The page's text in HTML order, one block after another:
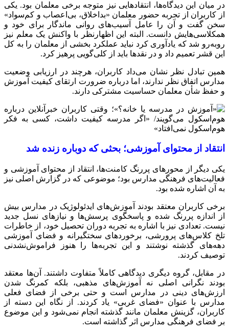
در میان این دیدگاه‌ها، انتقادهایی نیز متوجه برخی معلمان بود. یکی
از کاربران از تجربه حضور معلمان «بداخلاق، بی‌اعصاب و کم‌سواد»
سخن گفت و آن را عامل آسیب‌های روانی ماندگار برای خود و
همکلاسی‌هایش دانست. البته این اظهارنظر با واکنش یک معلم نیز
روبه‌رو شد که یادآوری کرد نباید عملکرد بخشی از معلمان را به کل
این قشر تعمیم داد و در نقدها باید از کلی‌گویی پرهیز کرد.
همین تبادل نظر نشان می‌داد کاربران، هرچند در ارزیابی وضعیت
مدارس اتفاق نظر ندارند، اما درباره ضرورت ارتقای کیفیت آموزش
و حفظ شأن معلمان حساسیت مشترکی دارند.
انتقاد از محتوای آموزشی؛ بحثی که دوباره زنده شد
یکی دیگر از محورهای پررنگ کامنت‌ها، انتقاد از محتوای آموزشی و
فعالیت‌های فرهنگی مدارس بود؛ موضوعی که در گزارش اصلی نیز
به آن اشاره شده بود.
برخی کاربران معتقد بودند آموزش‌های ایدئولوژیک در مدارس بیش
از اندازه پررنگ شده و پاسخگوی پرسش‌ها و نیازهای نسل جدید
نیست. تعدادی نیز با اشاره به تجربه دوران تحصیل خود، از خاطرات
تلخ کلاس‌های پرورشی، برخوردهای سختگیرانه و فضای آموزشی
دهه‌های گذشته نوشتند و این تجربه‌ها را هنوز فراموش‌نشدنی
توصیف کردند.
در مقابل، گروه دیگری دیدگاهی کاملاً متفاوت داشتند. آن‌ها معتقد
بودند نگرانی اصلی نه آموزش‌های مذهبی، بلکه کمرنگ شدن
ارزش‌های دینی در مدارس است و حتی برخی از فضای فعلی
مدارس با عنوان «فضای غربی» یاد کردند. از نگاه این دسته از
کاربران، گزینش معلمان مانند گذشته انجام نمی‌شود و این موضوع
بر فضای فرهنگی مدارس اثر گذاشته است.